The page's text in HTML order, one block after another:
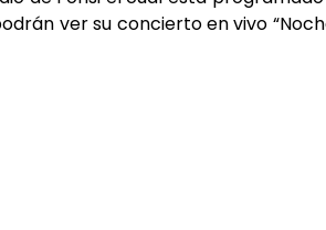
ver su concierto en vivo